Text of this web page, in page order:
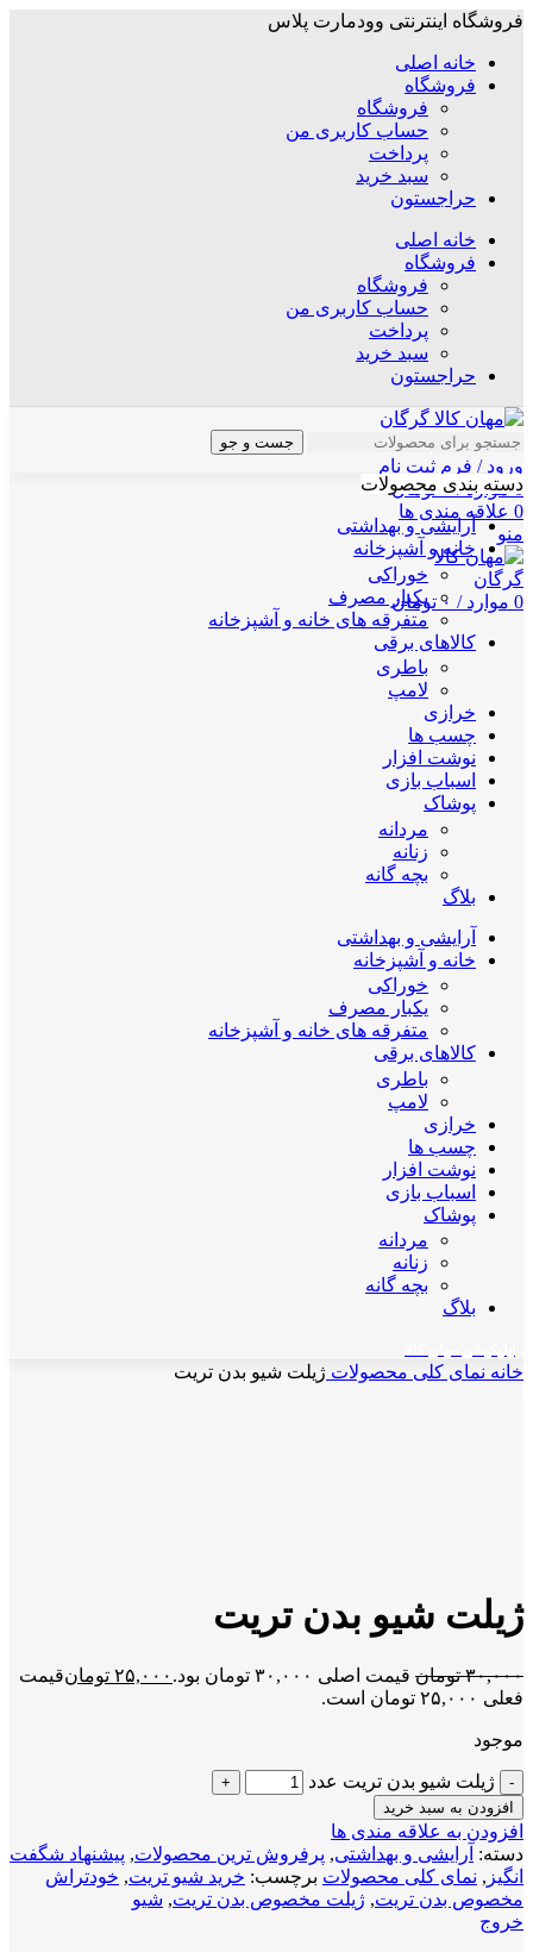
فروشگاه اینترنتی وودمارت پلاس
خانه اصلی
فروشگاه
فروشگاه
حساب کاربری من
پرداخت
سبد خرید
حراجستون
خانه اصلی
فروشگاه
فروشگاه
حساب کاربری من
پرداخت
سبد خرید
حراجستون
جست و جو
ورود / فرم ثبت نام
0 موارد / ۰ تومان
0 علاقه مندی ها
منو
0 موارد / ۰ تومان
دسته بندی محصولات
آرایشی و بهداشتی
خانه و آشپزخانه
خوراکی
یکبار مصرف
متفرقه های خانه و آشپزخانه
کالاهای برقی
باطری
لامپ
خرازی
چسب ها
نوشت افزار
اسباب بازی
پوشاک
مردانه
زنانه
بچه گانه
بلاگ
آرایشی و بهداشتی
خانه و آشپزخانه
خوراکی
یکبار مصرف
متفرقه های خانه و آشپزخانه
کالاهای برقی
باطری
لامپ
خرازی
چسب ها
نوشت افزار
اسباب بازی
پوشاک
مردانه
زنانه
بچه گانه
بلاگ
خانه نمای کلی محصولات ژیلت شیو بدن تریت
ژیلت شیو بدن تریت
۳۰,۰۰۰ تومان قیمت اصلی ۳۰,۰۰۰ تومان بود. ۲۵,۰۰۰ تومانقیمت
فعلی ۲۵,۰۰۰ تومان است.
موجود
ژیلت شیو بدن تریت عدد
افزودن به سبد خرید
افزودن به علاقه مندی ها
دسته: آرایشی و بهداشتی, پرفروش ترین محصولات, پیشنهاد شگفت
انگیز , نمای کلی محصولات برچسب: خرید شیو تریت, خودتراش
مخصوص بدن تریت, ژیلت مخصوص بدن تریت, شیو
خروج